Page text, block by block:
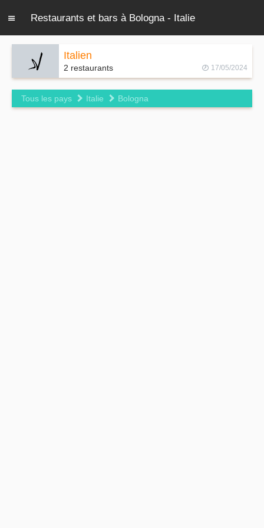
Restaurants et bars à Bologna - Italie
Italien
2 restaurants 17/05/2024
Tous les pays Italie Bologna